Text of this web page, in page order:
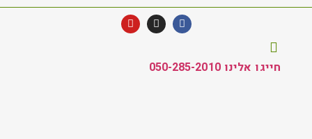
חייגו אלינו 050-285-2010